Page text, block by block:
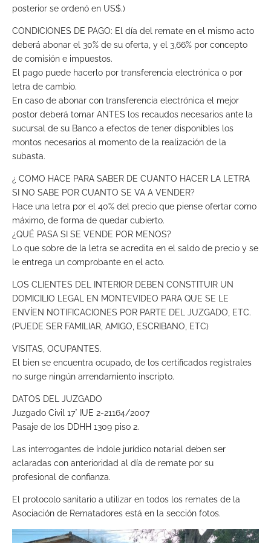
posterior se ordenó en US$.)
CONDICIONES DE PAGO: El día del remate en el mismo acto
deberá abonar el 30% de su oferta, y el 3,66% por concepto
de comisión e impuestos.
El pago puede hacerlo por transferencia electrónica o por
letra de cambio.
En caso de abonar con transferencia electrónica el mejor
postor deberá tomar ANTES los recaudos necesarios ante la
sucursal de su Banco a efectos de tener disponibles los
montos necesarios al momento de la realización de la
subasta.
¿ COMO HACE PARA SABER DE CUANTO HACER LA LETRA
SI NO SABE POR CUANTO SE VA A VENDER?
Hace una letra por el 40% del precio que piense ofertar como
máximo, de forma de quedar cubierto.
¿QUÉ PASA SI SE VENDE POR MENOS?
Lo que sobre de la letra se acredita en el saldo de precio y se
le entrega un comprobante en el acto.
LOS CLIENTES DEL INTERIOR DEBEN CONSTITUIR UN
DOMICILIO LEGAL EN MONTEVIDEO PARA QUE SE LE
ENVÍEN NOTIFICACIONES POR PARTE DEL JUZGADO, ETC.
(PUEDE SER FAMILIAR, AMIGO, ESCRIBANO, ETC)
VISITAS, OCUPANTES.
El bien se encuentra ocupado, de los certificados registrales
no surge ningún arrendamiento inscripto.
DATOS DEL JUZGADO
Juzgado Civil 17° IUE 2-21164/2007
Pasaje de los DDHH 1309 piso 2.
Las interrogantes de índole jurídico notarial deben ser
aclaradas con anterioridad al día de remate por su
profesional de confianza.
El protocolo sanitario a utilizar en todos los remates de la
Asociación de Rematadores está en la sección fotos.